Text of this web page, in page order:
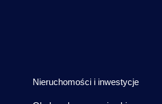
Nieruchomości i inwestycje